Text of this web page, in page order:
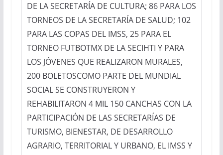
DE LA SECRETARÍA DE CULTURA; 86 PARA LOS
TORNEOS DE LA SECRETARÍA DE SALUD; 102
PARA LAS COPAS DEL IMSS, 25 PARA EL
TORNEO FUTBOTMX DE LA SECIHTI Y PARA
LOS JÓVENES QUE REALIZARON MURALES,
200 BOLETOSCOMO PARTE DEL MUNDIAL
SOCIAL SE CONSTRUYERON Y
REHABILITARON 4 MIL 150 CANCHAS CON LA
PARTICIPACIÓN DE LAS SECRETARÍAS DE
TURISMO, BIENESTAR, DE DESARROLLO
AGRARIO, TERRITORIAL Y URBANO, EL IMSS Y